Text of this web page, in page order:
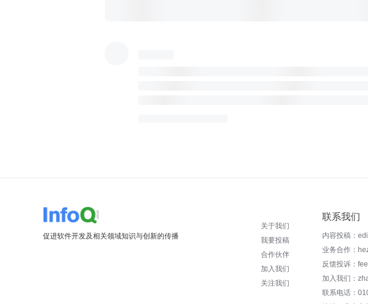
促进软件开发及相关领域知识与创新的传播
关于我们
我要投稿
合作伙伴
加入我们
关注我们
联系我们
内容投稿：
业务合作：
反馈投诉：
加入我们：
联系电话：